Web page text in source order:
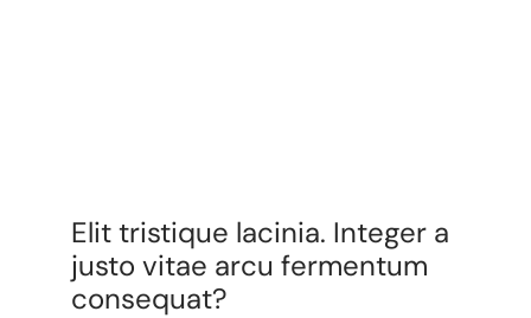
Elit tristique lacinia. Integer a
justo vitae arcu fermentum
consequat?